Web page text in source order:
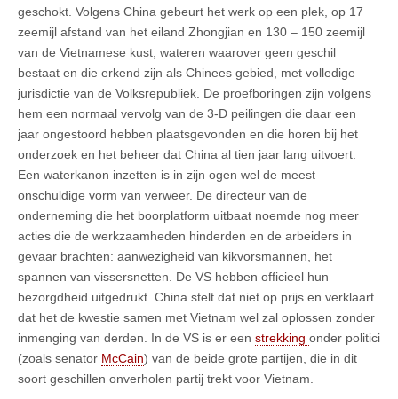
geschokt. Volgens China gebeurt het werk op een plek, op 17
zeemijl afstand van het eiland Zhongjian en 130 – 150 zeemijl
van de Vietnamese kust, wateren waarover geen geschil
bestaat en die erkend zijn als Chinees gebied, met volledige
jurisdictie van de Volksrepubliek. De proefboringen zijn volgens
hem een normaal vervolg van de 3-D peilingen die daar een
jaar ongestoord hebben plaatsgevonden en die horen bij het
onderzoek en het beheer dat China al tien jaar lang uitvoert.
Een waterkanon inzetten is in zijn ogen wel de meest
onschuldige vorm van verweer. De directeur van de
onderneming die het boorplatform uitbaat noemde nog meer
acties die de werkzaamheden hinderden en de arbeiders in
gevaar brachten: aanwezigheid van kikvorsmannen, het
spannen van vissersnetten. De VS hebben officieel hun
bezorgdheid uitgedrukt. China stelt dat niet op prijs en verklaart
dat het de kwestie samen met Vietnam wel zal oplossen zonder
inmenging van derden. In de VS is er een strekking onder politici
(zoals senator McCain) van de beide grote partijen, die in dit
soort geschillen onverholen partij trekt voor Vietnam.